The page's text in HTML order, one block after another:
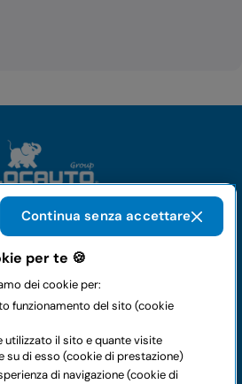
per te 🍪
dei cookie per:
funzionamento del sito (cookie
utilizzato il sito e quante visite
su di esso (cookie di prestazione)
di navigazione (cookie di
Continua senza accettare